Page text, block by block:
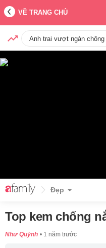
VỀ TRANG CHỦ
Anh trai vượt ngàn chông
Đẹp
Top kem chống
Như Quỳnh 1 năm trước